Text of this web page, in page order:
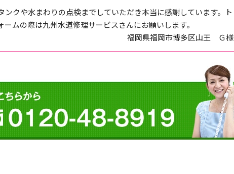
ンクや水まわりの点検までしていただき本当に感謝しています。ト
ムの際は九州水道修理サービスさんにお願いします。
福岡県福岡市博多区山王 Ｇ様